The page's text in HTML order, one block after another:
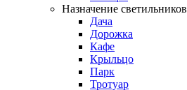
Назначение светильников
Дача
Дорожка
Кафе
Крыльцо
Парк
Тротуар